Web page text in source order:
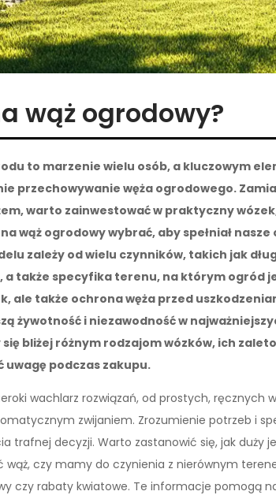
wąż ogrodowy?
to marzenie wielu osób, a kluczowym
przechowywanie węża ogrodowego.
warto zainwestować w praktyczny
wąż ogrodowy wybrać, aby spełniał nasze
zależy od wielu czynników, takich jak
także specyfika terenu, na którym ogród
ale także ochrona węża przed
żywotność i niezawodność w
bliżej różnym rodzajom wózków, ich
uwagę podczas zakupu.
wachlarz rozwiązań, od prostych, ręcznych
zwijaniem. Zrozumienie potrzeb i
trafnej decyzji. Warto zastanowić się, jak duży
wąż, czy mamy do czynienia z nierównym
czy rabaty kwiatowe. Te informacje pomogą